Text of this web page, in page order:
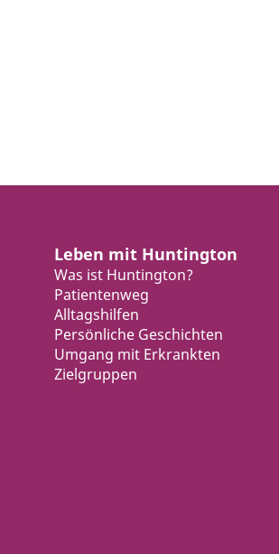
Leben mit Huntington
Was ist Huntington?
Patientenweg
Alltagshilfen
Persönliche Geschichten
Umgang mit Erkrankten
Zielgruppen